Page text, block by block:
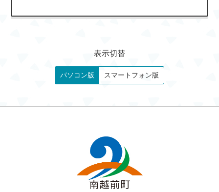
表示切替
パソコン版 スマートフォン版